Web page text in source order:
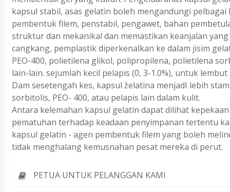
kapsul stabil, asas gelatin boleh mengandungi
pembentuk filem, penstabil, pengawet, bahan
struktur dan mekanikal dan memastikan keanjalan
cangkang, pemplastik diperkenalkan ke dalam jisim
PEO-400, polietilena glikol, polipropilena, polietilena
lain-lain. sejumlah kecil pelapis (0, 3-1.0%), untuk
Dam sesetengah kes, kapsul želatina menjadI lebih
sorbitolis, PEO- 400, atau pelapis lain dalam kulit.
Antara kelemahan kapsul gelatin dapat dilihat
pematuhan terhadap keadaan penyimpanan tertentu
kapsul gelatin - agen pembentuk filem yang boleh
tidak menghalang kemusnahan pesat mereka di perut.
PETUA UNTUK PELANGGAN KAMI